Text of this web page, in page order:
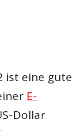
ist eine gute
E-
Dollar